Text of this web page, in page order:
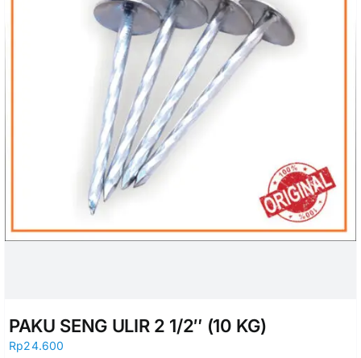
PAKU SENG ULIR 2 1/2″ (10 KG)
Rp24.600